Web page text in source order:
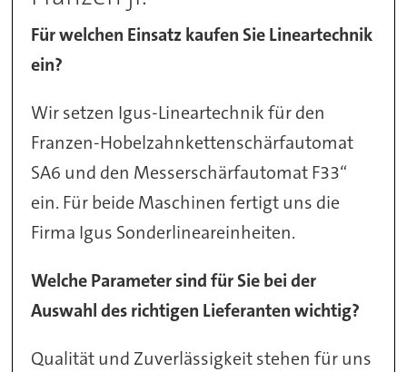
Für welchen Einsatz kaufen Sie Lineartechnik
ein?
Wir setzen Igus-Lineartechnik für den
Franzen-Hobelzahnkettenschärfautomat
SA6 und den Messerschärfautomat F33“
ein. Für beide Maschinen fertigt uns die
Firma Igus Sonderlineareinheiten.
Welche Parameter sind für Sie bei der
Auswahl des richtigen Lieferanten wichtig?
Qualität und Zuverlässigkeit stehen für uns